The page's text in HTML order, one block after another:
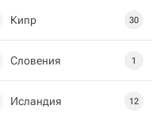
Кипр 30
Словения 1
Исландия 12